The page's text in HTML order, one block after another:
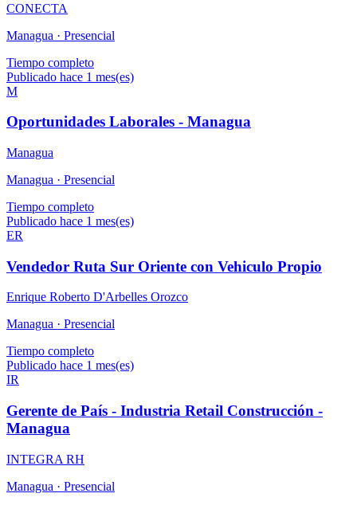
CONECTA
Managua · Presencial
Tiempo completo
Publicado hace 1 mes(es)
M
Oportunidades Laborales - Managua
Managua
Managua · Presencial
Tiempo completo
Publicado hace 1 mes(es)
ER
Vendedor Ruta Sur Oriente con Vehiculo Propio
Enrique Roberto D'Arbelles Orozco
Managua · Presencial
Tiempo completo
Publicado hace 1 mes(es)
IR
Gerente de País - Industria Retail Construcción -
Managua
INTEGRA RH
Managua · Presencial